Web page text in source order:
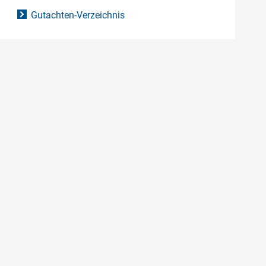
Gutachten-Verzeichnis